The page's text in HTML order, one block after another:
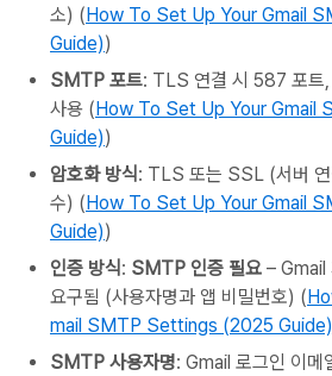
소) (How To Set Up Your Gmail
Guide))
SMTP 포트: TLS 연결 시 587 포
사용 (How To Set Up Your Gmail
Guide))
암호화 방식 : TLS 또는 SSL (서버 연
수) (How To Set Up Your Gmail
Guide))
인증 방식 : SMTP 인증 필요 – Gmail
요구됨 (사용자명과 앱 비밀번호) (
mail SMTP Settings (2025 Guide)
SMTP 사용자명: Gmail 로그인 이